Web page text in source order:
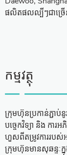
ផលិតផលល្បីៗជាច្រ
កម្មវត្ថុ
ក្រុមហ៊ុនប្រកាន់ភ្ជា
បចេ្ចកវិទ្យា និង ការ
ហួសពីតម្រូវការរបស់
ក្រុមហ៊ុនមានសុឆន្ទៈ